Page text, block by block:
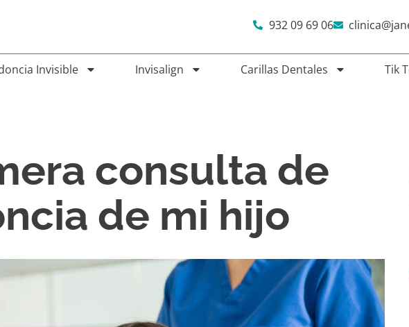
932 09 69 06
Invisible Invisalign Carillas Dentales Tik
consulta de
de mi hijo